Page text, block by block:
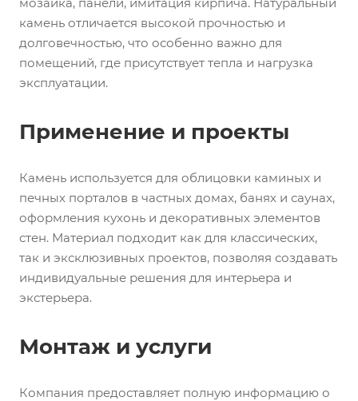
камень отличается высокой прочностью и
долговечностью, что особенно важно для
помещений, где присутствует тепла и нагрузка
эксплуатации.
Применение и проекты
Камень используется для облицовки каминых и
печных порталов в частных домах, банях и саунах,
оформления кухонь и декоративных элементов
стен. Материал подходит как для классических,
так и эксклюзивных проектов, позволяя создавать
индивидуальные решения для интерьера и
экстерьера.
Монтаж и услуги
Компания предоставляет полную информацию о